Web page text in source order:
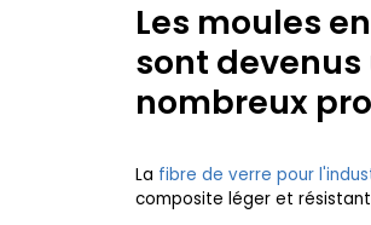
Les moules en
sont
nombreux
La fibre de verre pour
composite léger et